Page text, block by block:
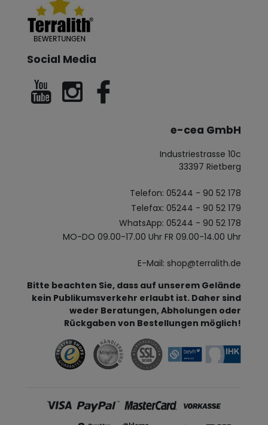
Social Media
e-cea GmbH
Industriestrasse 10c
33397 Rietberg
Telefon: 05244 - 90 52 178
Telefax: 05244 - 90 52 179
WhatsApp: 05244 - 90 52 178
MO-DO 09.00-17.00 Uhr FR 09.00-14.00 Uhr
E-Mail: shop@terralith.de
Bitte beachten Sie, dass auf unserem Gelände
kein Publikumsverkehr erlaubt ist. Daher sind
weder Beratungen, Abholungen oder
Rückgaben von Bestellungen möglich!